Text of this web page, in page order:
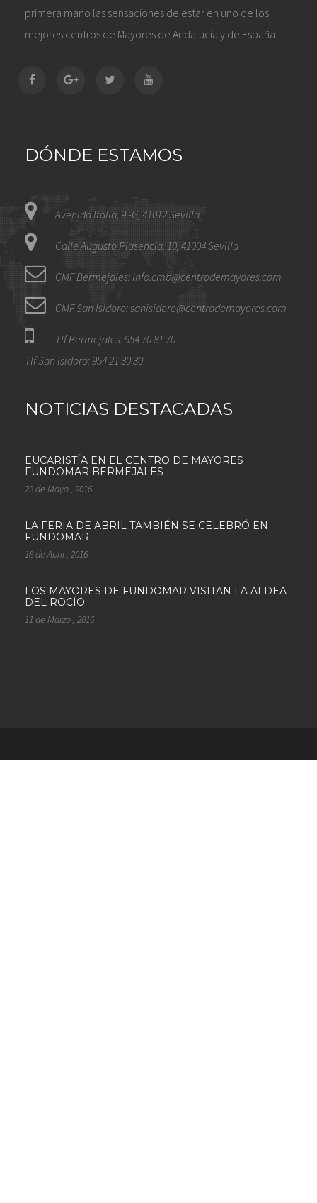
primera mano las sensaciones de estar en uno de los
mejores centros de Mayores de Andalucía y de España.
DÓNDE ESTAMOS
Avenida Italia, 9 -G, 41012 Sevilla
Calle Augusto Plasencia, 10, 41004 Sevilla
CMF Bermejales: info.cmb@centrodemayores.com
CMF San Isidoro: sanisidoro@centrodemayores.com
Tlf Bermejales: 954 70 81 70
Tlf San Isidoro: 954 21 30 30
NOTICIAS DESTACADAS
EUCARISTÍA EN EL CENTRO DE MAYORES
FUNDOMAR BERMEJALES
23 de Mayo , 2016
LA FERIA DE ABRIL TAMBIÉN SE CELEBRÓ EN
FUNDOMAR
18 de Abril , 2016
LOS MAYORES DE FUNDOMAR VISITAN LA ALDEA
DEL ROCÍO
11 de Marzo , 2016